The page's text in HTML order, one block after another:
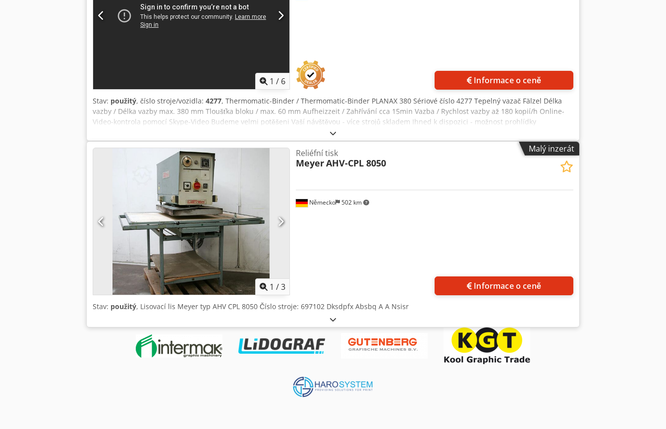
1 / 6 Informace o ceně
Stav: použitý, číslo stroje/vozidla: 4277, Thermomatic-Binder / Thermomatic-Binder PLANAX 380 Sériové číslo 4277 Tepelný vazač Fälzel Délka
vazby / Délka vazby max. 380 mm Tloušťka bloku / max. 60 mm Aufheizzeit / Zahřívání cca 15min Vazba / Rychlost vazby až 180 kopií/h Online-
Video-kontrola pomocí Skype-Video Budeme velmi potěšeni Vaší návštěvou - více strojů skladem Ihned k dispozici - možnost prohlídky
Dkedpfxeh Ayc Us Abior Skladem Emskirchen / Norimberk - Lze vyzkoušet
Malý inzerát
1 /3
Německo 502 km
Reliéfní tisk
MeyerAHV-CPL 8050
Informace o ceně
Stav: použitý, Lisovací lis Meyer typ AHV CPL 8050 Číslo stroje: 697102 Dksdpfx Absbq A A Nsisr